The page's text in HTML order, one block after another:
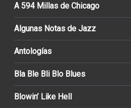
A 594 Millas de Chicago
Algunas Notas de Jazz
Antologías
Bla Ble Bli Blo Blues
Blowin’ Like Hell